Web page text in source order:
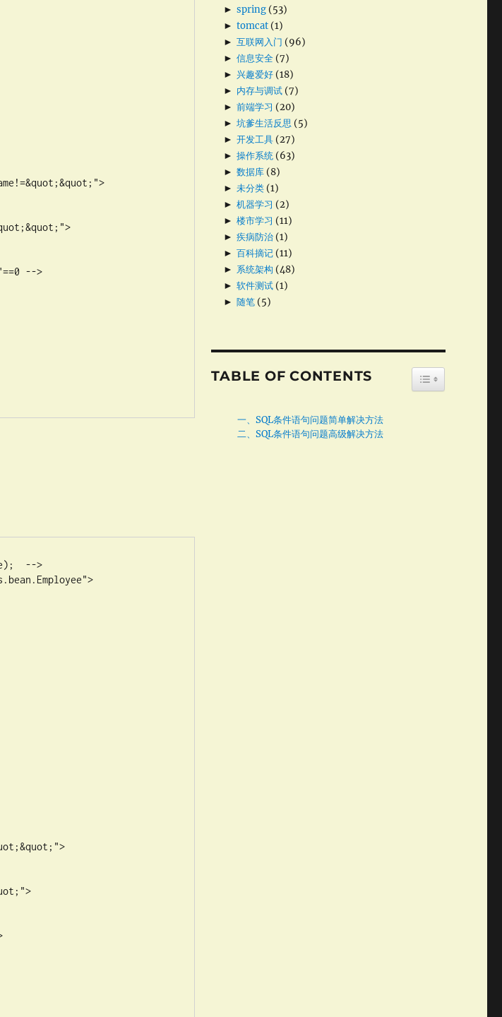
-->
► spring(53)
► tomcat(1)
► 互联网入门 (96)
► 信息安全(7)
► 兴趣爱好(18)
► 内存与调试(7)
► 前端学习 (20)
► 坑爹生活反思 (5)
► 开发工具(27)
► 操作系统(63)
► 数据库(8)
► 未分类(1)
► 机器学习 (2)
► 楼市学习 (11)
► 疾病防治(1)
► 百科摘记(11)
► 系统架构 (48)
► 软件测试(1)
► 随笔(5)
TABLE OF CONTENTS TOGGLE
一、SQL条件语句问题简单解决方法
二、SQL条件语句问题高级解决方法